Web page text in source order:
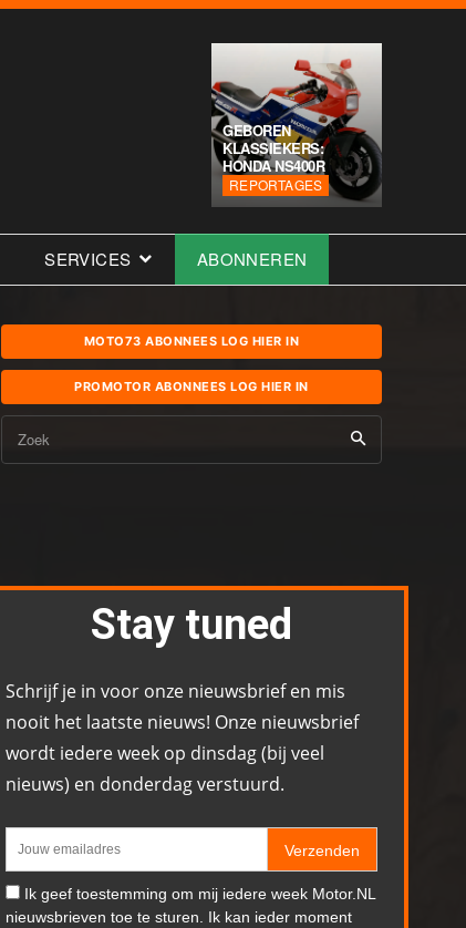
GEBOREN
KLASSIEKERS:
HONDA NS400R
REPORTAGES
SERVICES ABONNEREN
MOTO73 ABONNEES LOG HIER IN
PROMOTOR ABONNEES LOG HIER IN
Zoek
Stay tuned
Schrijf je in voor onze nieuwsbrief en mis
nooit het laatste nieuws! Onze nieuwsbrief
wordt iedere week op dinsdag (bij veel
nieuws) en donderdag verstuurd.
Verzenden
Ik geef toestemming om mij iedere week Motor.NL
nieuwsbrieven toe te sturen. Ik kan ieder moment